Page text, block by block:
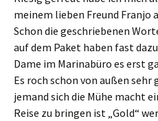
meinem lieben Freund Franjo
Schon die geschriebenen
auf dem Paket haben fast
Dame im Marinabüro es erst
Es roch schon von außen sehr
jemand sich die Mühe macht
Reise zu bringen ist „Gold“